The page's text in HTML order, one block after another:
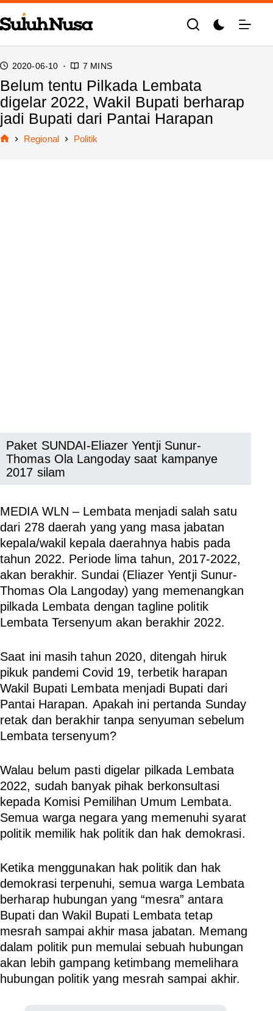
Skip
to
content
2020-06-10 7 MINS
Belum tentu Pilkada Lembata
digelar 2022, Wakil Bupati berharap
jadi Bupati dari Pantai Harapan
Regional Politik
Paket SUNDAI-Eliazer Yentji Sunur-
Thomas Ola Langoday saat kampanye
2017 silam
MEDIA WLN – Lembata menjadi salah satu
dari 278 daerah yang yang masa jabatan
kepala/wakil kepala daerahnya habis pada
tahun 2022. Periode lima tahun, 2017-2022,
akan berakhir. Sundai (Eliazer Yentji Sunur-
Thomas Ola Langoday) yang memenangkan
pilkada Lembata dengan tagline politik
Lembata Tersenyum akan berakhir 2022.
Saat ini masih tahun 2020, ditengah hiruk
pikuk pandemi Covid 19, terbetik harapan
Wakil Bupati Lembata menjadi Bupati dari
Pantai Harapan. Apakah ini pertanda Sunday
retak dan berakhir tanpa senyuman sebelum
Lembata tersenyum?
Walau belum pasti digelar pilkada Lembata
2022, sudah banyak pihak berkonsultasi
kepada Komisi Pemilihan Umum Lembata.
Semua warga negara yang memenuhi syarat
politik memilik hak politik dan hak demokrasi.
Ketika menggunakan hak politik dan hak
demokrasi terpenuhi, semua warga Lembata
berharap hubungan yang “mesra” antara
Bupati dan Wakil Bupati Lembata tetap
mesrah sampai akhir masa jabatan. Memang
dalam politik pun memulai sebuah hubungan
akan lebih gampang ketimbang memelihara
hubungan politik yang mesrah sampai akhir.